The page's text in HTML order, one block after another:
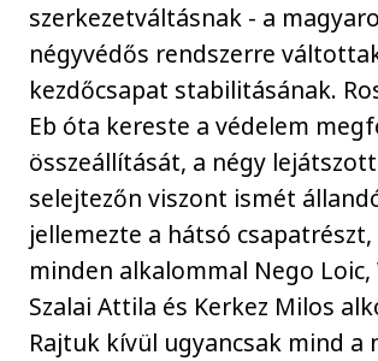
szerkezetváltásnak - a
négyvédős rendszerre
kezdőcsapat stabilitásának.
Eb óta kereste a védelem
összeállítását, a négy
selejtezőn viszont ismét
jellemezte a hátsó
minden alkalommal Nego Loic,
Szalai Attila és Kerkez Milos
Rajtuk kívül ugyancsak mind a